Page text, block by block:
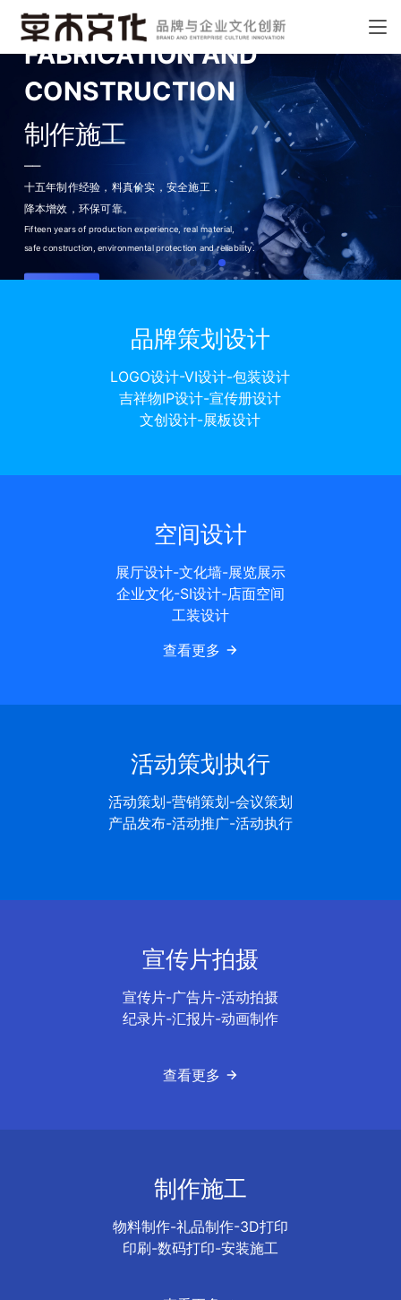
FABRICATION AND
CONSTRUCTION
制作施工
——
十五年制作经验，料真价实， 安全施工，
降本增效，环保可靠。
Fifteen years of production experience, real material,
safe construction, environmental protection and reliability.
品牌策划设计
LOGO设计-VI设计-包装设计
吉祥物IP设计-宣传册设计
文创设计-展板设计
空间设计
展厅设计-文化墙-展览展示
企业文化-SI设计-店面空间
工装设计
查看更多
活动策划执行
活动策划-营销策划-会议策划
产品发布-活动推广-活动执行
宣传片拍摄
宣传片-广告片-活动拍摄
纪录片-汇报片-动画制作
查看更多
制作施工
物料制作-礼品制作-3D打印
印刷-数码打印-安装施工